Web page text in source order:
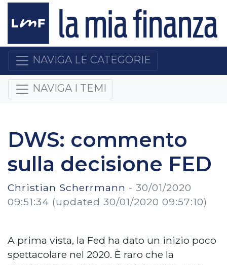
NAVIGA LE CATEGORIE
NAVIGA I TEMI
DWS: commento
sulla decisione FED
Christian Scherrmann - 30/01/2020
09:51:34 (updated 30/01/2020 09:57:10)
A prima vista, la Fed ha dato un inizio poco
spettacolare nel 2020. È raro che la